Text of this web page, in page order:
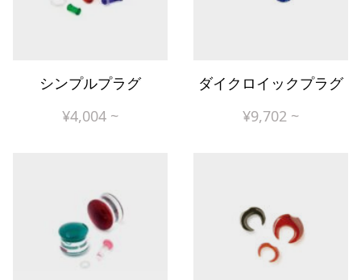
シンプルプラグ
¥4,004 ~
ダイクロイックプラグ
¥9,702 ~